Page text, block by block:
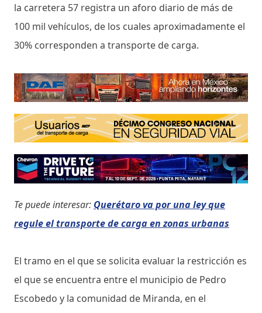
la carretera 57 registra un aforo diario de más de
100 mil vehículos, de los cuales aproximadamente el
30% corresponden a transporte de carga.
Te puede interesar: Querétaro va por una ley que
regule el transporte de carga en zonas urbanas
El tramo en el que se solicita evaluar la restricción es
el que se encuentra entre el municipio de Pedro
Escobedo y la comunidad de Miranda, en el